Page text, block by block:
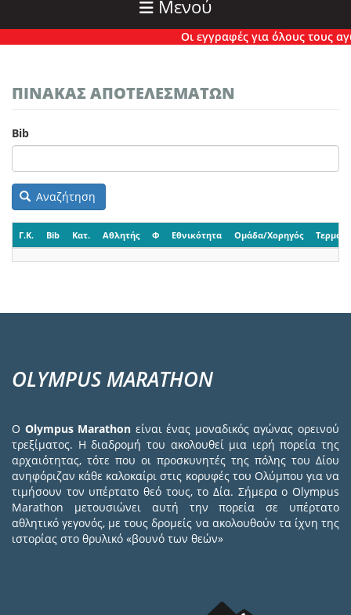
Μενού
Οι εγγραφές για όλους τους
ΠΙΝΑΚΑΣ ΑΠΟΤΕΛΕΣΜΑΤΩΝ
Bib
Αναζήτηση
Γ.Κ. Bib Κατ. Αθλητής Φ Εθνικότητα Ομάδα/Χορηγός
OLYMPUS MARATHON
Ο Olympus Marathon είναι ένας μοναδικός αγώνας ορεινού
τρεξίματος. Η διαδρομή του ακολουθεί μια ιερή πορεία της
αρχαιότητας, τότε που οι προσκυνητές της πόλης του Δίου
ανηφόριζαν κάθε καλοκαίρι στις κορυφές του Ολύμπου για να
τιμήσουν τον υπέρτατο θεό τους, το Δία. Σήμερα ο Olympus
Marathon μετουσιώνει αυτή την πορεία σε υπέρτατο
αθλητικό γεγονός, με τους δρομείς να ακολουθούν τα ίχνη της
ιστορίας στο θρυλικό «βουνό των θεών»